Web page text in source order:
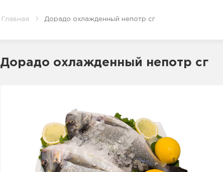
Главная Дорадо охлажденный непотр сг
Дорадо охлажденный непотр сг